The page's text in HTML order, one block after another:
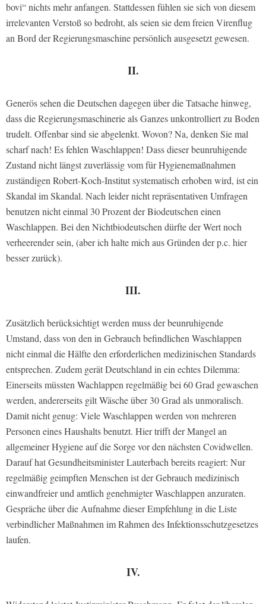
bovi“ nichts mehr anfangen. Stattdessen fühlen sie sich von diesem
irrelevanten Verstoß so bedroht, als seien sie dem freien Virenflug
an Bord der Regierungsmaschine persönlich ausgesetzt gewesen.
II.
Generös sehen die Deutschen dagegen über die Tatsache hinweg,
dass die Regierungsmaschinerie als Ganzes unkontrolliert zu Boden
trudelt. Offenbar sind sie abgelenkt. Wovon? Na, denken Sie mal
scharf nach! Es fehlen Waschlappen! Dass dieser beunruhigende
Zustand nicht längst zuverlässig vom für Hygienemaßnahmen
zuständigen Robert-Koch-Institut systematisch erhoben wird, ist ein
Skandal im Skandal. Nach leider nicht repräsentativen Umfragen
benutzen nicht einmal 30 Prozent der Biodeutschen einen
Waschlappen. Bei den Nichtbiodeutschen dürfte der Wert noch
verheerender sein, (aber ich halte mich aus Gründen der p.c. hier
besser zurück).
III.
Zusätzlich berücksichtigt werden muss der beunruhigende
Umstand, dass von den in Gebrauch befindlichen Waschlappen
nicht einmal die Hälfte den erforderlichen medizinischen Standards
entsprechen. Zudem gerät Deutschland in ein echtes Dilemma:
Einerseits müssten Wachlappen regelmäßig bei 60 Grad gewaschen
werden, andererseits gilt Wäsche über 30 Grad als unmoralisch.
Damit nicht genug: Viele Waschlappen werden von mehreren
Personen eines Haushalts benutzt. Hier trifft der Mangel an
allgemeiner Hygiene auf die Sorge vor den nächsten Covidwellen.
Darauf hat Gesundheitsminister Lauterbach bereits reagiert: Nur
regelmäßig geimpften Menschen ist der Gebrauch medizinisch
einwandfreier und amtlich genehmigter Waschlappen anzuraten.
Gespräche über die Aufnahme dieser Empfehlung in die Liste
verbindlicher Maßnahmen im Rahmen des Infektionsschutzgesetzes
laufen.
IV.